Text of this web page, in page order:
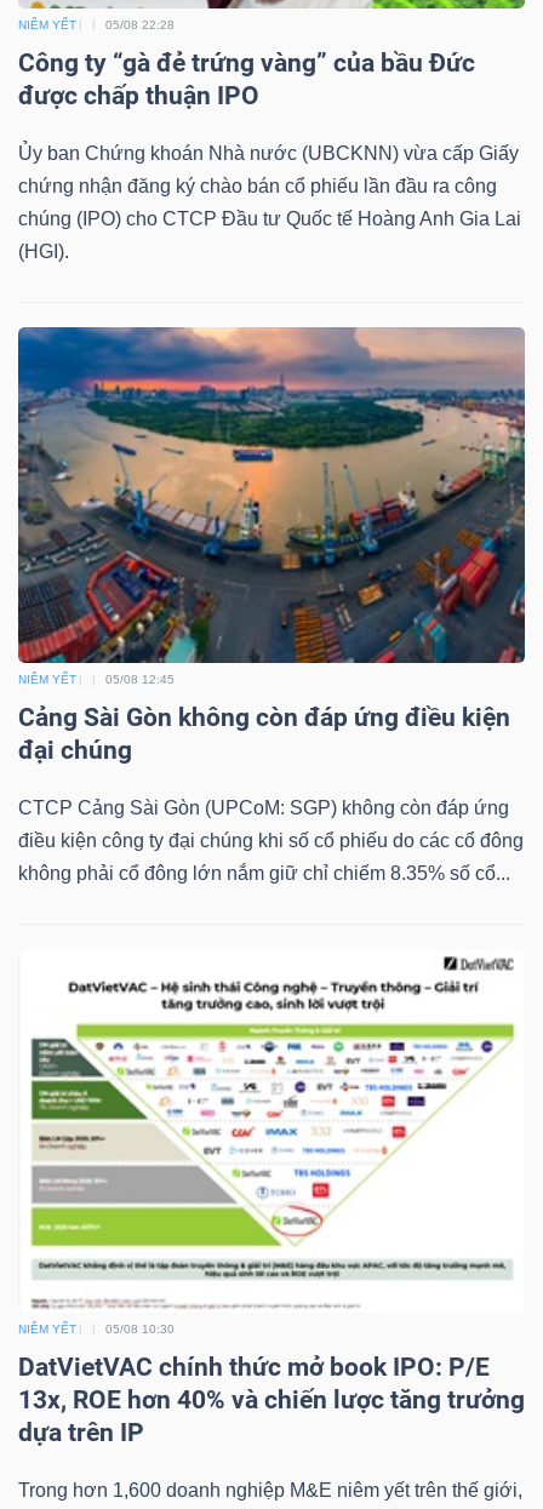
NIÊM YẾT 05/08 22:28
Công ty “gà đẻ trứng vàng” của bầu Đức
được chấp thuận IPO
Ủy ban Chứng khoán Nhà nước (UBCKNN) vừa cấp Giấy
chứng nhận đăng ký chào bán cổ phiếu lần đầu ra công
chúng (IPO) cho CTCP Đầu tư Quốc tế Hoàng Anh Gia Lai
(HGI).
NIÊM YẾT 05/08 12:45
Cảng Sài Gòn không còn đáp ứng điều kiện
đại chúng
CTCP Cảng Sài Gòn (UPCoM: SGP) không còn đáp ứng
điều kiện công ty đại chúng khi số cổ phiếu do các cổ đông
không phải cổ đông lớn nắm giữ chỉ chiếm 8.35% số cổ...
NIÊM YẾT 05/08 10:30
DatVietVAC chính thức mở book IPO: P/E
13x, ROE hơn 40% và chiến lược tăng trưởng
dựa trên IP
Trong hơn 1,600 doanh nghiệp M&E niêm yết trên thế giới,
PHIẾU
CỤ
ĐẦU
TƯ
TRUY
XUẤT
DỮ
LIỆU
Ngành
(-)
VS-
SECTOR
NĂNG
LƯỢNG
NGUYÊN
VẬT
LIỆU
CÔNG
NGHIỆP
DÙNG
THIẾT